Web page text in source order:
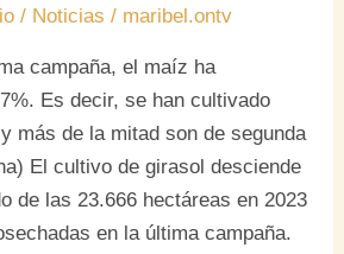
/ Noticias / maribel.ontv
campaña, el maíz ha
Es decir, se han cultivado
más de la mitad son de segunda
El cultivo de girasol desciende
de las 23.666 hectáreas en 2023
en la última campaña.